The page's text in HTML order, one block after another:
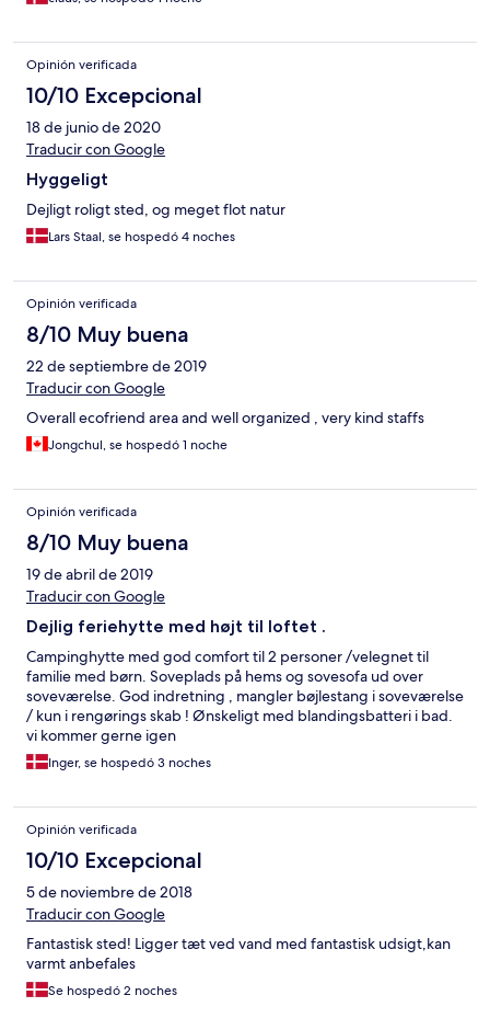
Opinión verificada
10/10 Excepcional
18 de junio de 2020
Traducir con Google
Hyggeligt
Dejligt roligt sted, og meget flot natur
Lars Staal, se hospedó 4 noches
Opinión verificada
8/10 Muy buena
22 de septiembre de 2019
Traducir con Google
Overall ecofriend area and well organized , very kind staffs
Jongchul, se hospedó 1 noche
Opinión verificada
8/10 Muy buena
19 de abril de 2019
Traducir con Google
Dejlig feriehytte med højt til loftet .
Campinghytte med god comfort til 2 personer /velegnet til
familie med børn. Soveplads på hems og sovesofa ud over
soveværelse. God indretning , mangler bøjlestang i soveværelse
/ kun i rengørings skab ! Ønskeligt med blandingsbatteri i bad.
vi kommer gerne igen
Inger, se hospedó 3 noches
Opinión verificada
10/10 Excepcional
5 de noviembre de 2018
Traducir con Google
Fantastisk sted! Ligger tæt ved vand med fantastisk udsigt,kan
varmt anbefales
Se hospedó 2 noches